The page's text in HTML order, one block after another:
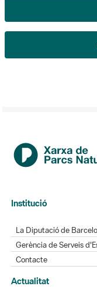
Institució
Gerència de Serveis
Actualitat
L'Informatiu dels Parcs
Gaudim als Parcs